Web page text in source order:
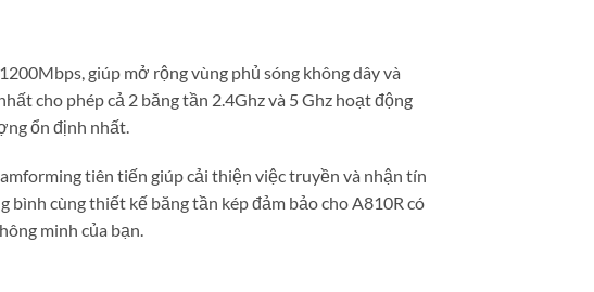
giúp mở rộng vùng phủ sóng không dây và
cho phép cả 2 băng tần 2.4Ghz và 5 Ghz hoạt động
ổn định nhất.
tiên tiến giúp cải thiện việc truyền và nhận tín
cùng thiết kế băng tần kép đảm bảo cho A810R có
minh của bạn.